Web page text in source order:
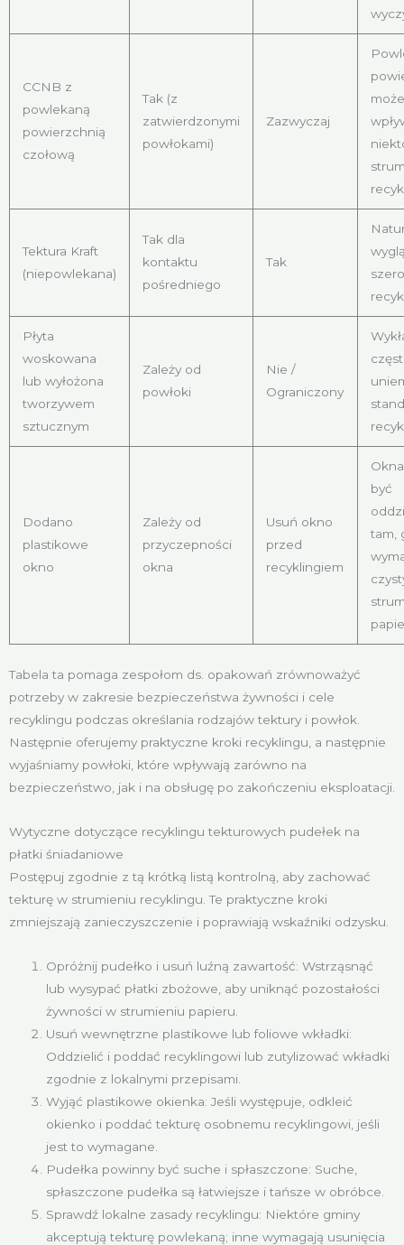
CCNB z
powlekaną
powierzchnią
czołową
Tak (z
zatwierdzonymi
powłokami)
Zazwyczaj
Tektura Kraft
(niepowlekana)
Tak dla
kontaktu
pośredniego
Tak
Płyta
woskowana
lub wyłożona
tworzywem
sztucznym
Zależy od
powłoki
Nie /
Ograniczony
Dodano
plastikowe
okno
Zależy od
przyczepności
okna
Usuń okno
przed
recyklingiem
być
tam,
Tabela ta pomaga zespołom ds. opakowań zrównoważyć
potrzeby w zakresie bezpieczeństwa żywności i cele
recyklingu podczas określania rodzajów tektury i powłok.
Następnie oferujemy praktyczne kroki recyklingu, a następnie
wyjaśniamy powłoki, które wpływają zarówno na
bezpieczeństwo, jak i na obsługę po zakończeniu eksploatacji.
Wytyczne dotyczące recyklingu tekturowych pudełek na
płatki śniadaniowe
Postępuj zgodnie z tą krótką listą kontrolną, aby zachować
tekturę w strumieniu recyklingu. Te praktyczne kroki
zmniejszają zanieczyszczenie i poprawiają wskaźniki odzysku.
Opróżnij pudełko i usuń luźną zawartość: Wstrząsnąć
lub wysypać płatki zbożowe, aby uniknąć pozostałości
żywności w strumieniu papieru.
Usuń wewnętrzne plastikowe lub foliowe wkładki:
Oddzielić i poddać recyklingowi lub zutylizować wkładki
zgodnie z lokalnymi przepisami.
Wyjąć plastikowe okienka: Jeśli występuje, odkleić
okienko i poddać tekturę osobnemu recyklingowi, jeśli
jest to wymagane.
Pudełka powinny być suche i spłaszczone: Suche,
spłaszczone pudełka są łatwiejsze i tańsze w obróbce.
Sprawdź lokalne zasady recyklingu: Niektóre gminy
akceptują tekturę powlekaną; inne wymagają usunięcia